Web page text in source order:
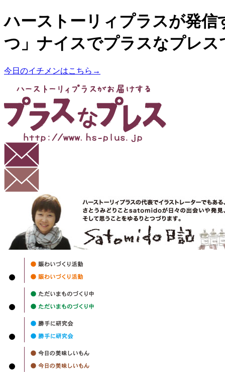
ハーストーリィプラスが発信
つ」ナイスでプラスなプレス
今日のイチメンはこちら→